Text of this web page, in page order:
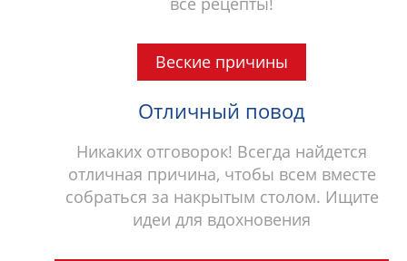
Веские причины
Отличный повод
Никаких отговорок! Всегда найдется
отличная причина, чтобы всем вместе
собраться за накрытым столом. Ищите
идеи для вдохновения